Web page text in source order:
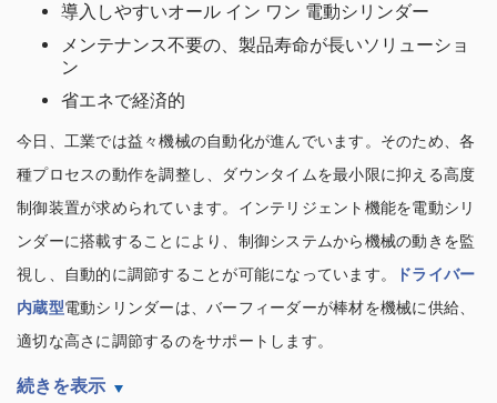
導入しやすいオール イン ワン 電動シリンダー
メンテナンス不要の、製品寿命が長いソリューショ
ン
省エネで経済的
今日、工業では益々機械の自動化が進んでいます。そのため、各
種プロセスの動作を調整し、ダウンタイムを最小限に抑える高度
制御装置が求められています。インテリジェント機能を電動シリ
ンダーに搭載することにより、制御システムから機械の動きを監
視し、自動的に調節することが可能になっています。
ドライバー
内蔵型電動シリンダーは、バーフィーダーが棒材を機械に供給、
適切な高さに調節するのをサポートします。
続きを表示